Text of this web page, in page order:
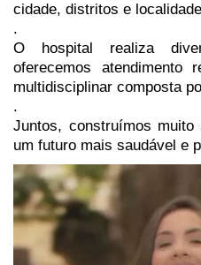
cidade, distritos e
.
O hospital realiza
oferecemos atendimento
multidisciplinar composta
.
Juntos, construímos muito
um futuro mais saudável e
Tocador
de
vídeo